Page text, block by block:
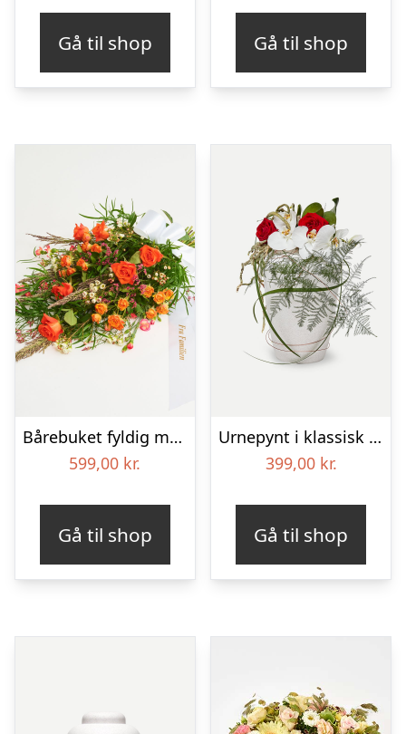
Gå til shop Gå til shop
Bårebuket fyldig med bånd
599,00 kr.
Gå til shop
Urnepynt i klassisk stil – rød og hvid
399,00 kr.
Gå til shop